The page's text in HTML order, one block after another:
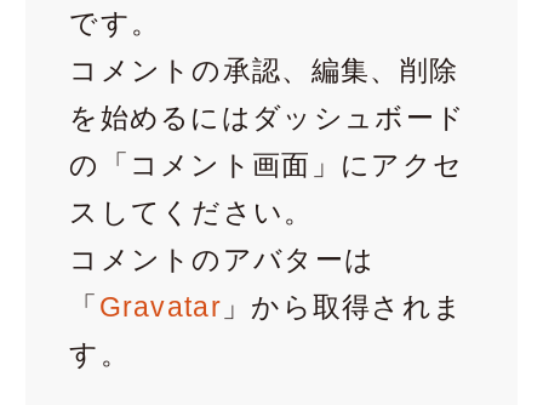
です。
コメントの承認、編集、削除
を始めるにはダッシュボード
の「コメント画面」にアクセ
スしてください。
コメントのアバターは
「Gravatar 」から取得されま
す。